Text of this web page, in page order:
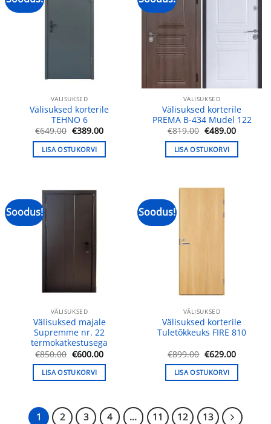
VÄLISUKSED
Välisuksed korterile
TEHNO 6
€649.00 Algne
hind
oli:
€649.00.
€389.00Praegune
hind
on:
€389.00.
LISA OSTUKORVI
VÄLISUKSED
Välisuksed korterile
PREMA B-434 Mudel 122
€819.00 Algne
hind
oli:
€819.00.
€489.00
hind
on:
€489.00.
LISA OSTUKORVI
Soodus!
VÄLISUKSED
Välisuksed majale
Supremme nr. 22
termokatkestusega
€850.00 Algne
hind
oli:
€850.00.
€600.00Praegune
hind
on:
LISA OSTUKORVI
Soodus!
VÄLISUKSED
Välisuksed korterile
Tuletõkkeuks FIRE 810
€899.00 Algne
hind
oli:
€899.00.
€629.00
hind
on:
LISA OSTUKORVI
1 2 3 4 ... 11 12 13